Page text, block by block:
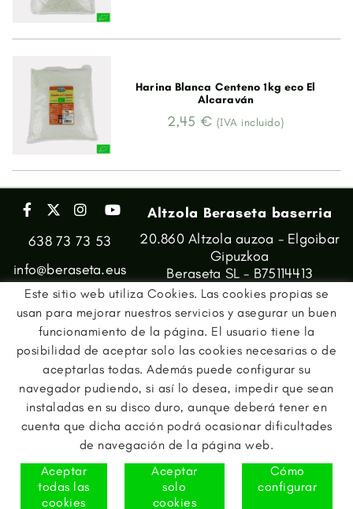
Harina Blanca Centeno 1kg eco El
Alcaraván
2,45 € (IVA incluido)
638 73 73 53
info@beraseta.eus
Altzola Beraseta baserria
20.860 Altzola auzoa - Elgoibar
Gipuzkoa
Beraseta SL - B75114413
AVISO LEGAL POLÍTICA DE PRIVACIDAD AVISO DE COOKIES
Este sitio web utiliza Cookies. Las cookies propias se
usan para mejorar nuestros servicios y asegurar un buen
funcionamiento de la página. El usuario tiene la
posibilidad de aceptar solo las cookies necesarias o de
aceptarlas todas. Además puede configurar su
navegador pudiendo, si así lo desea, impedir que sean
instaladas en su disco duro, aunque deberá tener en
cuenta que dicha acción podrá ocasionar dificultades
de navegación de la página web.
Aceptar
todas las
cookies
Aceptar
solo
cookies
Cómo
configurar